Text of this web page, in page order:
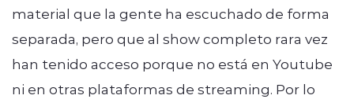
material que la gente ha escuchado de forma
separada, pero que al show completo rara vez
han tenido acceso porque no está en Youtube
ni en otras plataformas de streaming. Por lo